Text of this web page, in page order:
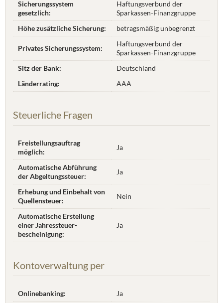
Sicherungssystem
gesetzlich:
Haftungsverbund der
Sparkassen-Finanzgruppe
Höhe zusätzliche Sicherung:
betragsmäßig unbegrenzt
Privates Sicherungssystem:
Haftungsverbund der
Sparkassen-Finanzgruppe
Sitz der Bank:
Deutschland
Länderrating:
AAA
Steuerliche Fragen
Freistellungsauftrag
möglich:
Ja
Automatische Abführung
der Abgeltungssteuer:
Ja
Erhebung und Einbehalt von
Quellensteuer:
Nein
Automatische Erstellung
einer Jahres­steuer­
bescheinigung:
Ja
Kontoverwaltung per
Onlinebanking:
Ja